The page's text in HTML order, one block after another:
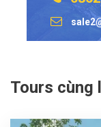
Tours cùng